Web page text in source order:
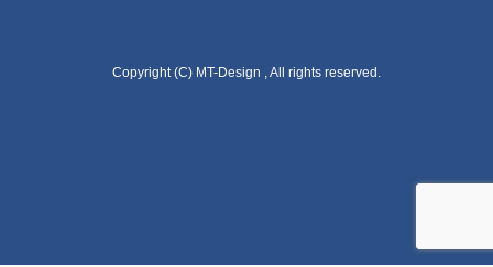
Copyright (C) MT-Design , All rights reserved.